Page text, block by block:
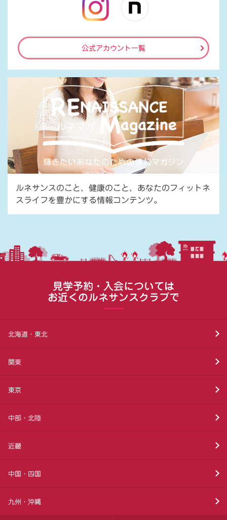
公式アカウント一覧
ルネサンスのこと、健康のこと、あなたのフィットネ
スライフを豊かにする情報コンテンツ。
見学予約・入会については
お近くのルネサンスクラブで
北海道・東北
関東
東京
中部・北陸
近畿
中国・四国
九州・沖縄